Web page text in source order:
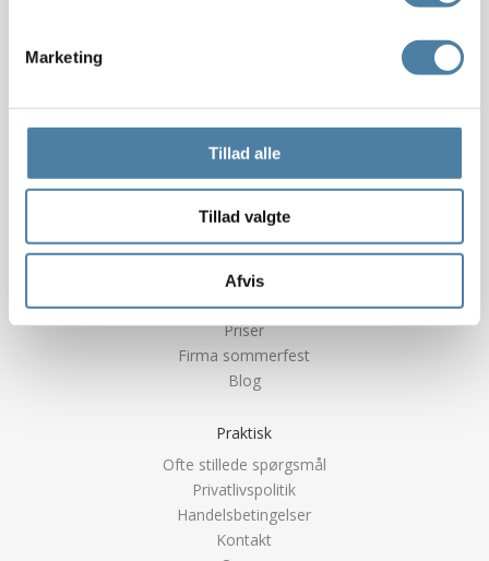
Marketing
Tillad alle
Tillad valgte
Afvis
info@teak-gruppen.dk
Teambuilding
Forespørg på booking
Teambuilding
Teamudvikling
Teambuilding to go
Priser
Firma sommerfest
Blog
Praktisk
Ofte stillede spørgsmål
Privatlivspolitik
Handelsbetingelser
Kontakt